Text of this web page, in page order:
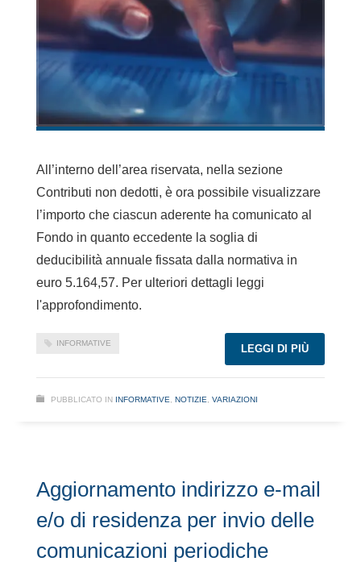
All’interno dell’area riservata, nella sezione
Contributi non dedotti, è ora possibile visualizzare
l’importo che ciascun aderente ha comunicato al
Fondo in quanto eccedente la soglia di
deducibilità annuale fissata dalla normativa in
euro 5.164,57. Per ulteriori dettagli leggi
l'approfondimento.
INFORMATIVE LEGGI DI PIÙ
PUBBLICATO IN INFORMATIVE NOTIZIE VARIAZIONI
Aggiornamento indirizzo e-mail
e/o di residenza per invio delle
comunicazioni periodiche